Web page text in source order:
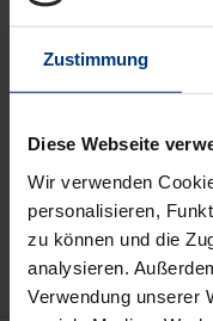
Zustimmung
Diese Webseite
Wir verwenden
personalisieren,
zu können und die
analysieren.
Verwendung unserer
Prices include VAT.
may vary at checkout.
Add to Wish List
Delivery cost notice